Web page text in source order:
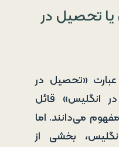
تحصیل در
عبارت «تحصیل در
انگلیس» قائل
می‌دانند. اما
بخشی از